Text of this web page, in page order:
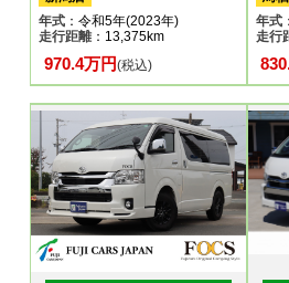
年式 ：令和5年(2023年)
走行距離：13,375km
970.4万円(税込)
年式
走行